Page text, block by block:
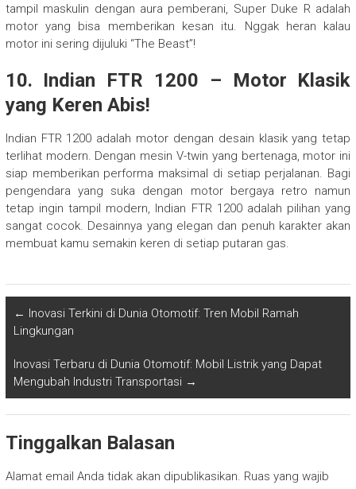
tampil maskulin dengan aura pemberani, Super Duke R adalah
motor yang bisa memberikan kesan itu. Nggak heran kalau
motor ini sering dijuluki “The Beast”!
10. Indian FTR 1200 – Motor Klasik
yang Keren Abis!
Indian FTR 1200 adalah motor dengan desain klasik yang tetap
terlihat modern. Dengan mesin V-twin yang bertenaga, motor ini
siap memberikan performa maksimal di setiap perjalanan. Bagi
pengendara yang suka dengan motor bergaya retro namun
tetap ingin tampil modern, Indian FTR 1200 adalah pilihan yang
sangat cocok. Desainnya yang elegan dan penuh karakter akan
membuat kamu semakin keren di setiap putaran gas.
← Inovasi Terkini di Dunia Otomotif: Tren Mobil Ramah
Lingkungan
Inovasi Terbaru di Dunia Otomotif: Mobil Listrik yang Dapat
Mengubah Industri Transportasi →
Tinggalkan Balasan
Alamat email Anda tidak akan dipublikasikan. Ruas yang wajib